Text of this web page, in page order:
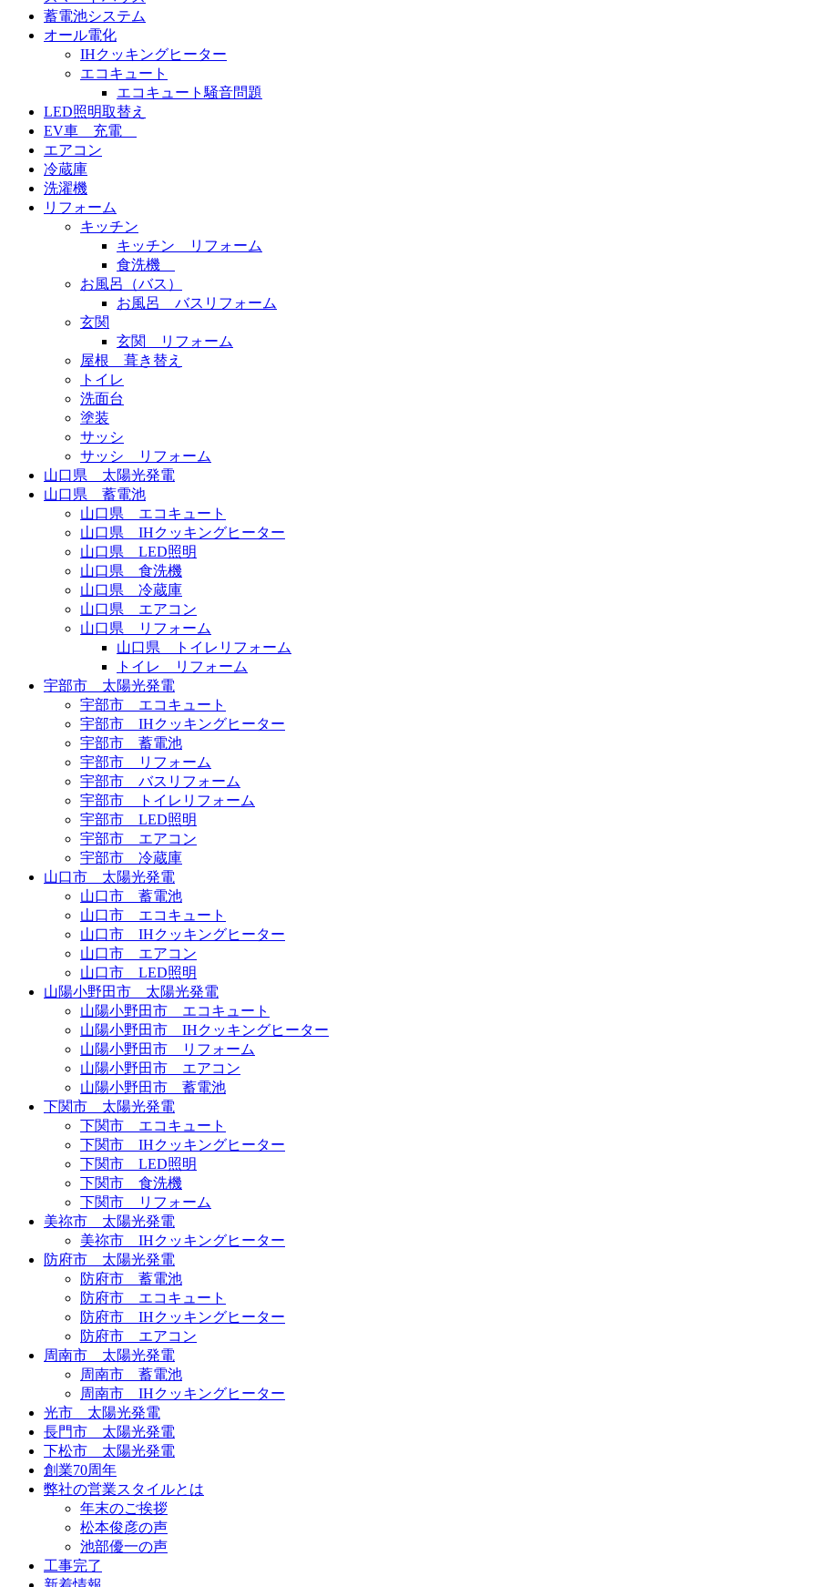
蓄電池システム
オール電化
IHクッキングヒーター
エコキュート
エコキュート騒音問題
LED照明取替え
EV車 充電
エアコン
冷蔵庫
洗濯機
リフォーム
キッチン
キッチン リフォーム
食洗機
お風呂（バス）
お風呂 バスリフォーム
玄関
玄関 リフォーム
屋根 葺き替え
トイレ
洗面台
塗装
サッシ
サッシ リフォーム
山口県 太陽光発電
山口県 蓄電池
山口県 エコキュート
山口県 IHクッキングヒーター
山口県 LED照明
山口県 食洗機
山口県 冷蔵庫
山口県 エアコン
山口県 リフォーム
山口県 トイレリフォーム
トイレ リフォーム
宇部市 太陽光発電
宇部市 エコキュート
宇部市 IHクッキングヒーター
宇部市 蓄電池
宇部市 リフォーム
宇部市 バスリフォーム
宇部市 トイレリフォーム
宇部市 LED照明
宇部市 エアコン
宇部市 冷蔵庫
山口市 太陽光発電
山口市 蓄電池
山口市 エコキュート
山口市 IHクッキングヒーター
山口市 エアコン
山口市 LED照明
山陽小野田市 太陽光発電
山陽小野田市 エコキュート
山陽小野田市 IHクッキングヒーター
山陽小野田市 リフォーム
山陽小野田市 エアコン
山陽小野田市 蓄電池
下関市 太陽光発電
下関市 エコキュート
下関市 IHクッキングヒーター
下関市 LED照明
下関市 食洗機
下関市 リフォーム
美祢市 太陽光発電
美祢市 IHクッキングヒーター
防府市 太陽光発電
防府市 蓄電池
防府市 エコキュート
防府市 IHクッキングヒーター
防府市 エアコン
周南市 太陽光発電
周南市 蓄電池
周南市 IHクッキングヒーター
光市 太陽光発電
長門市 太陽光発電
下松市 太陽光発電
創業70周年
弊社の営業スタイルとは
年末のご挨拶
松本俊彦の声
池部優一の声
工事完了